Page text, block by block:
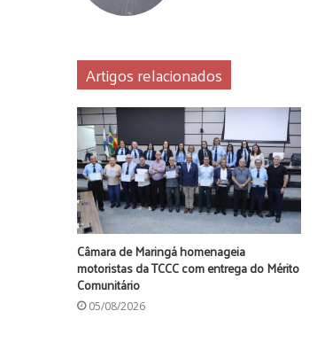
Artigos relacionados
Câmara de Maringá homenageia
motoristas da TCCC com entrega do Mérito
Comunitário
05/08/2026